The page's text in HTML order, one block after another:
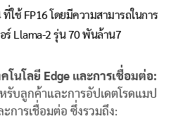
ใช้ FP16 โดยมีความสามารถในการ
ร์ Llama-2 รุ่น 70 พันล้าน7
โนโลยี Edge และการเชื่อมต่อ:
รับลูกค้าและการอัปเดตโรดแมป
การเชื่อมต่อ ซึ่งรวมถึง: